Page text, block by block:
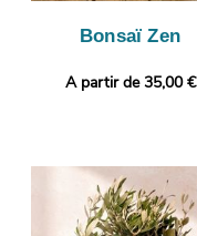
Bonsaï Zen
A partir de 35,00 €